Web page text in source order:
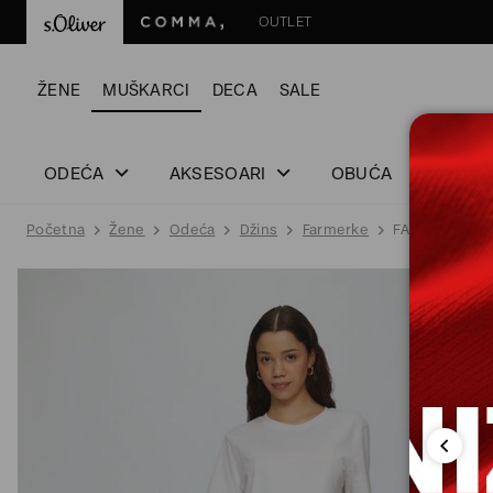
OUTLET
ŽENE MUŠKARCI DECA SALE
ODEĆA AKSESOARI OBUĆA
Početna Žene Odeća Džins Farmerke FARMERKE